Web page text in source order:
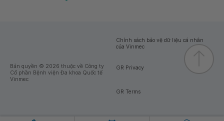
Bản quyền © 2026 thuộc về Công ty
Cổ phần Bệnh viện Đa khoa Quốc tế
Vinmec
Chính sách bảo vệ dữ liệu cá nhân
của Vinmec
GR Privacy
GR Terms